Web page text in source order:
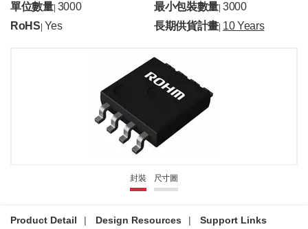
單位數量| 3000 最小包裝數量 |3000
RoHS Yes 長期供貨計畫 10 Years
封裝 尺寸圖
Product Detail Design Resources Support Links